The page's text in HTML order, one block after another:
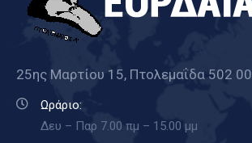
25ης Μαρτίου 15, Πτολεμαΐδα 502 00
Ωράριο:
Δευ – Παρ 7.00 πμ – 15.00 μμ